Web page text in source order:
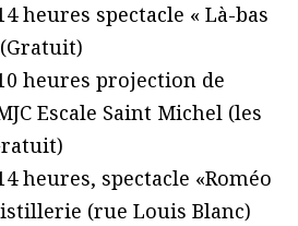
heures spectacle « Là-bas
heures projection de
Escale Saint Michel (les
heures, spectacle «Roméo
(rue Louis Blanc)